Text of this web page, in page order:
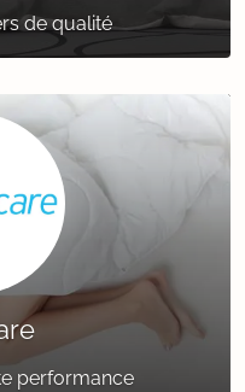
de qualité
performance